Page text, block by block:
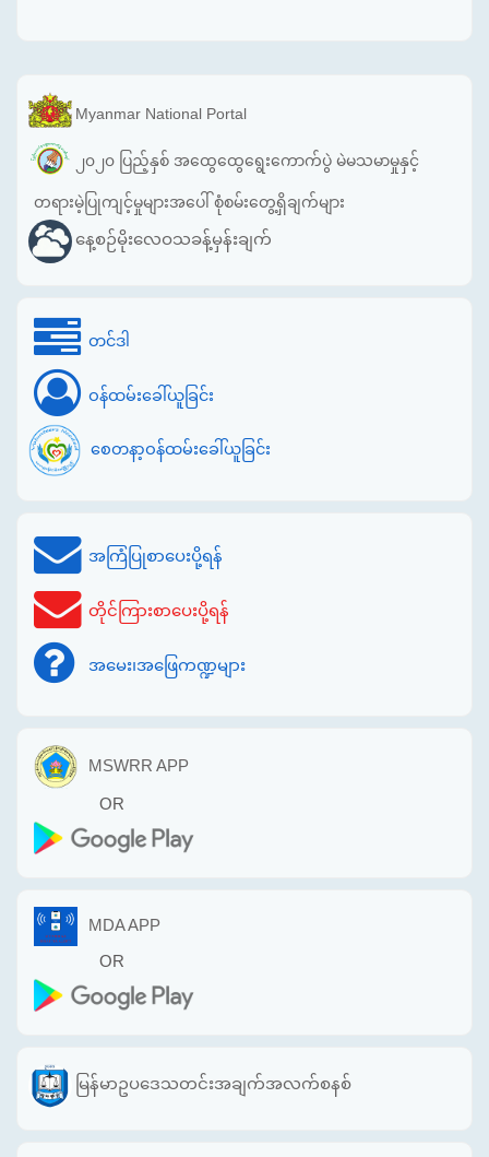
Myanmar National Portal
၂၀၂၀ ပြည့်နှစ် အထွေထွေရွေးကောက်ပွဲ မဲမသမာမှုနှင့်
တရားမဲ့ပြုကျင့်မှုများအပေါ် စုံစမ်းတွေ့ရှိချက်များ
နေ့စဉ်မိုးလေဝသခန့်မှန်းချက်
တင်ဒါ
ဝန်ထမ်းခေါ်ယူခြင်း
စေတနာ့ဝန်ထမ်းခေါ်ယူခြင်း
အကြံပြုစာပေးပို့ရန်
တိုင်ကြားစာပေးပို့ရန်
အမေး၊အဖြေကဏ္ဍများ
MSWRR APP
OR
MDA APP
OR
မြန်မာဥပဒေသတင်းအချက်အလက်စနစ်